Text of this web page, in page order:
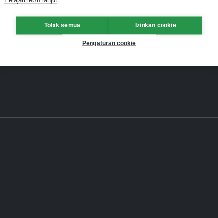
Tolak semua Izinkan cookie
Pengaturan cookie